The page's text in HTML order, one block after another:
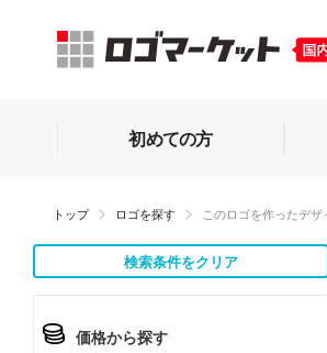
初めての方
トップ ロゴを探す このロゴを作ったデ
検索条件をクリア
価格から探す